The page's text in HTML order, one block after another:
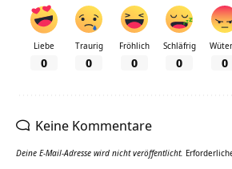
Liebe
0
Traurig
0
Fröhlich
0
Schläfrig
0 0
Keine Kommentare
Deine E-Mail-Adresse wird nicht veröffentlicht.